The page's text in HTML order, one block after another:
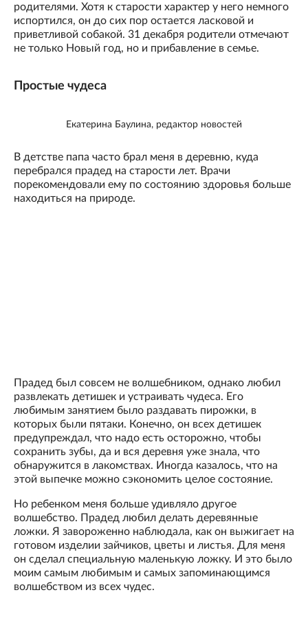
родителями. Хотя к старости характер у него немного
испортился, он до сих пор остается ласковой и
приветливой собакой. 31 декабря родители отмечают
не только Новый год, но и прибавление в семье.
Простые чудеса
Екатерина Баулина, редактор новостей
В детстве папа часто брал меня в деревню, куда
перебрался прадед на старости лет. Врачи
порекомендовали ему по состоянию здоровья больше
находиться на природе.
Прадед был совсем не волшебником, однако любил
развлекать детишек и устраивать чудеса. Его
любимым занятием было раздавать пирожки, в
которых были пятаки. Конечно, он всех детишек
предупреждал, что надо есть осторожно, чтобы
сохранить зубы, да и вся деревня уже знала, что
обнаружится в лакомствах. Иногда казалось, что на
этой выпечке можно сэкономить целое состояние.
Но ребенком меня больше удивляло другое
волшебство. Прадед любил делать деревянные
ложки. Я завороженно наблюдала, как он выжигает на
готовом изделии зайчиков, цветы и листья. Для меня
он сделал специальную маленькую ложку. И это было
моим самым любимым и самых запоминающимся
волшебством из всех чудес.